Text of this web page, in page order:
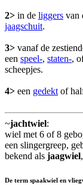
2> in de liggers van
jaagschuit.
3> vanaf de
een speel-, staten-,
scheepjes.
4> een gedekt of
~jachtwiel:
wiel met 6 of 8
een slingergreep,
bekend als jaagwiel,
De term spaakwiel en